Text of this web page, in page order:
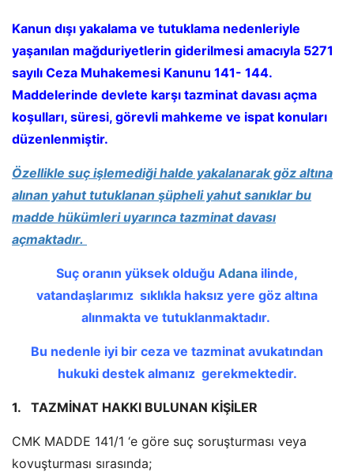
Kanun dışı yakalama ve tutuklama nedenleriyle
yaşanılan mağduriyetlerin giderilmesi amacıyla 5271
sayılı Ceza Muhakemesi Kanunu 141- 144.
Maddelerinde devlete karşı tazminat davası açma
koşulları, süresi, görevli mahkeme ve ispat konuları
düzenlenmiştir.
Özellikle suç işlemediği halde yakalanarak göz altına
alınan yahut tutuklanan şüpheli yahut sanıklar bu
madde hükümleri uyarınca tazminat davası
açmaktadır.
Suç oranın yüksek olduğu Adana ilinde,
vatandaşlarımız sıklıkla haksız yere göz altına
alınmakta ve tutuklanmaktadır.
Bu nedenle iyi bir ceza ve tazminat avukatından
hukuki destek almanız gerekmektedir.
1. TAZMİNAT HAKKI BULUNAN KİŞİLER
CMK MADDE 141/1 ‘e göre suç soruşturması veya
kovuşturması sırasında;